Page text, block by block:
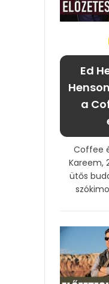
Ed
a
Coffee
Kareem,
ütős